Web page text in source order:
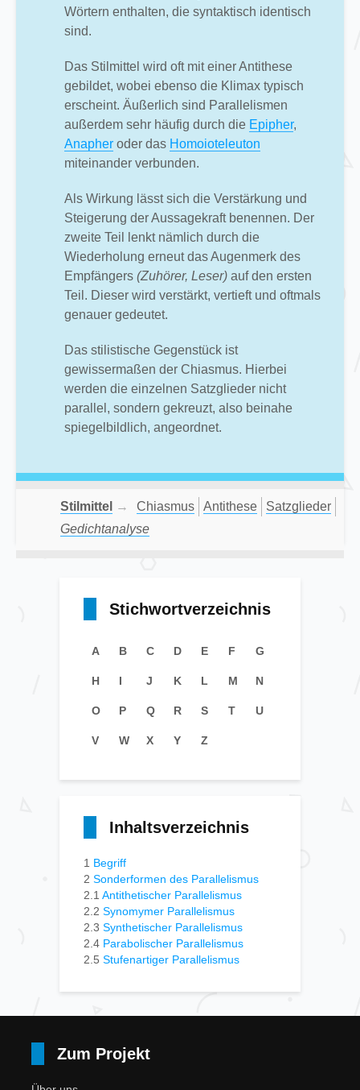
Wörtern enthalten, die syntaktisch identisch
sind.
Das Stilmittel wird oft mit einer Antithese
gebildet, wobei ebenso die Klimax typisch
erscheint. Äußerlich sind Parallelismen
außerdem sehr häufig durch die Epipher,
Anapher oder das Homoioteleuton
miteinander verbunden.
Als Wirkung lässt sich die Verstärkung und
Steigerung der Aussagekraft benennen. Der
zweite Teil lenkt nämlich durch die
Wiederholung erneut das Augenmerk des
Empfängers (Zuhörer, Leser) auf den ersten
Teil. Dieser wird verstärkt, vertieft und oftmals
genauer gedeutet.
Das stilistische Gegenstück ist
gewissermaßen der Chiasmus. Hierbei
werden die einzelnen Satzglieder nicht
parallel, sondern gekreuzt, also beinahe
spiegelbildlich, angeordnet.
Stilmittel → Chiasmus Antithese
Satzglieder
Gedichtanalyse
Stichwortverzeichnis
A B C D E F G
H I J K L M N
O P Q R S T U
V W X Y Z
Inhaltsverzeichnis
1 Begriff
2 Sonderformen des Parallelismus
2.1 Antithetischer Parallelismus
2.2 Synomymer Parallelismus
2.3 Synthetischer Parallelismus
2.4 Parabolischer Parallelismus
2.5 Stufenartiger Parallelismus
Zum Projekt